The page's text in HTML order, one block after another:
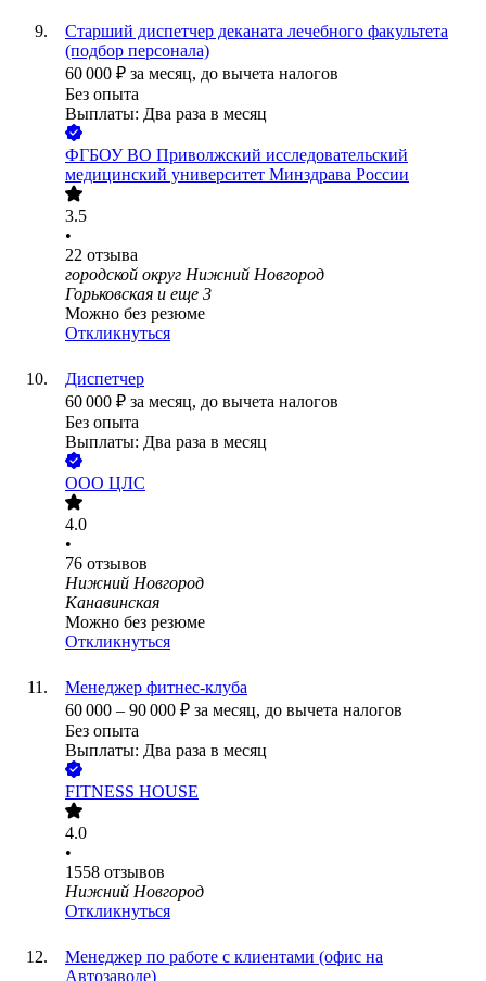
Старший диспетчер деканата лечебного факультета
(подбор персонала)
60 000 ₽ за месяц, до вычета налогов
Без опыта
Выплаты: Два раза в месяц
ФГБОУ ВО Приволжский исследовательский
медицинский университет Минздрава России
3.5
•
22 отзыва
городской округ Нижний Новгород
Горьковская и еще 3
Можно без резюме
Откликнуться
Диспетчер
60 000 ₽ за месяц, до вычета налогов
Без опыта
Выплаты: Два раза в месяц
ООО ЦЛС
4.0
•
76 отзывов
Нижний Новгород
Канавинская
Можно без резюме
Откликнуться
Менеджер фитнес-клуба
60 000 – 90 000 ₽ за месяц, до вычета налогов
Без опыта
Выплаты: Два раза в месяц
FITNESS HOUSE
4.0
•
1558 отзывов
Нижний Новгород
Откликнуться
Менеджер по работе с клиентами (офис на
Автозаводе)